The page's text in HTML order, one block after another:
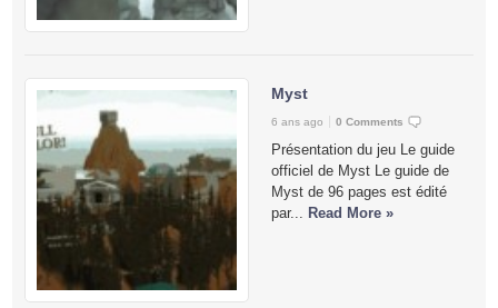
Myst
6 ans ago 0 Comments
Présentation du jeu Le guide
officiel de Myst Le guide de
Myst de 96 pages est édité
par... Read More »